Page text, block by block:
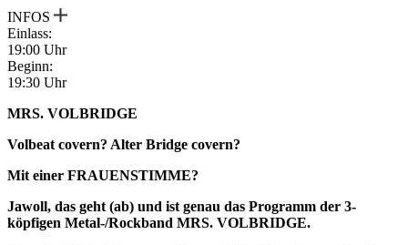
INFOS
Einlass:
19:00 Uhr
Beginn:
19:30 Uhr
MRS. VOLBRIDGE
Volbeat covern? Alter Bridge covern?
Mit einer FRAUENSTIMME?
Jawoll, das geht (ab) und ist genau das Programm der 3-
köpfigen Metal-/Rockband MRS. VOLBRIDGE.